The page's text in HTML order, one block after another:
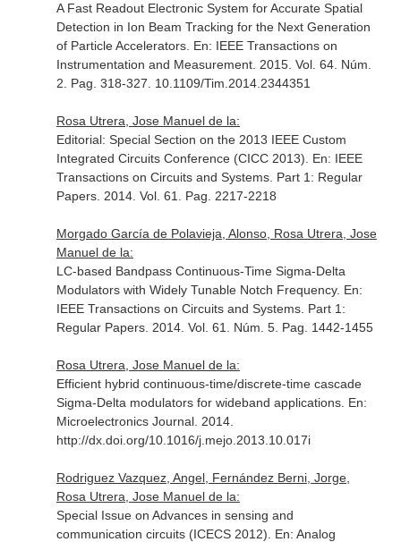
A Fast Readout Electronic System for Accurate Spatial
Detection in Ion Beam Tracking for the Next Generation
of Particle Accelerators. En: IEEE Transactions on
Instrumentation and Measurement. 2015. Vol. 64. Núm.
2. Pag. 318-327. 10.1109/Tim.2014.2344351
Rosa Utrera, Jose Manuel de la:
Editorial: Special Section on the 2013 IEEE Custom
Integrated Circuits Conference (CICC 2013). En: IEEE
Transactions on Circuits and Systems. Part 1: Regular
Papers. 2014. Vol. 61. Pag. 2217-2218
Morgado García de Polavieja, Alonso, Rosa Utrera, Jose
Manuel de la:
LC-based Bandpass Continuous-Time Sigma-Delta
Modulators with Widely Tunable Notch Frequency. En:
IEEE Transactions on Circuits and Systems. Part 1:
Regular Papers. 2014. Vol. 61. Núm. 5. Pag. 1442-1455
Rosa Utrera, Jose Manuel de la:
Efficient hybrid continuous-time/discrete-time cascade
Sigma-Delta modulators for wideband applications. En:
Microelectronics Journal. 2014.
http://dx.doi.org/10.1016/j.mejo.2013.10.017i
Rodriguez Vazquez, Angel, Fernández Berni, Jorge,
Rosa Utrera, Jose Manuel de la:
Special Issue on Advances in sensing and
communication circuits (ICECS 2012). En: Analog